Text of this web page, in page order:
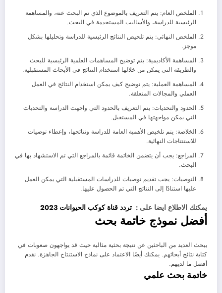
الملخص العام: يتم التعريف بالموضوع الذي تم البحث عنه، والمساهمة
الرئيسية للدراسة، والأساليب المستخدمة في البحث.
الملخص النهائي: يتم تلخيص النتائج الرئيسية للدراسة وتحليلها بشكل
موجز.
المساهمة الأكاديمية: يتم توضيح المساهمات العلمية الرئيسية للبحث
والطريقة التي يمكن من خلالها استخدام النتائج في الأبحاث المستقبلية.
المساهمة العملية: يتم توضيح كيف يمكن استخدام النتائج في العمل
العملي والمجالات المتعلقة.
الحدود والتحديات: يتم التعريف بالحدود التي واجهت الدراسة والتحديات
التي يمكن مواجهتها في المستقبل.
الخلاصة: يتم تلخيص الأهمية العامة للدراسة ونتائجها، وإعطاء توصيات
للاستنتاجات النهائية.
المراجع: يجب أن يتضمن الخاتمة قائمة بالمراجع التي تم الاستشهاد بها في
البحث.
التوصيات: يجب تقديم توصيات للدراسات المستقبلية التي يمكن العمل
عليها استنادًا إلى النتائج التي تم الحصول عليها.
يمكنك الاطلاع ايضا على : تردد قناة كوكب الحيوانات 2023
أفضل نموذج خاتمة بحث
يبحث العديد من الباحثين عن نتيجة بحثية مثالية حيث قد يواجهون صعوبات في
كتابة نتائج أبحاثهم. يمكنك أيضًا الاعتماد على نماذج الاستنتاج الجاهزة. نقدم
أفضل ما لديهم.
خاتمة بحث علمي